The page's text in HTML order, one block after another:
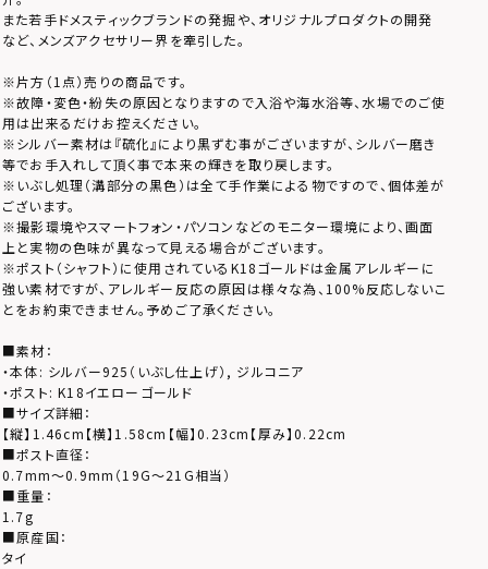
また若手ドメスティックブランドの発掘や、オリジナルプロダクトの開発
など、メンズアクセサリー界を牽引した。
※片方（1点）売りの商品です。
※故障・変色・紛失の原因となりますので入浴や海水浴等、水場でのご使
用は出来るだけお控えください。
※シルバー素材は『硫化』により黒ずむ事がございますが、シルバー磨き
等でお手入れして頂く事で本来の輝きを取り戻します。
※いぶし処理（溝部分の黒色）は全て手作業による物ですので、個体差が
ございます。
※撮影環境やスマートフォン・パソコンなどのモニター環境により、画面
上と実物の色味が異なって見える場合がございます。
※ポスト（シャフト）に使用されているK18ゴールドは金属アレルギーに
強い素材ですが、アレルギー反応の原因は様々な為、100%反応しないこ
とをお約束できません。予めご了承ください。
■素材：
・本体: シルバー925（いぶし仕上げ）, ジルコニア
・ポスト: K18イエローゴールド
■サイズ詳細：
【縦】1.46cm【横】1.58cm【幅】0.23cm【厚み】0.22cm
■ポスト直径：
0.7mm～0.9mm（19G～21G相当）
■重量：
1.7g
■原産国：
タイ